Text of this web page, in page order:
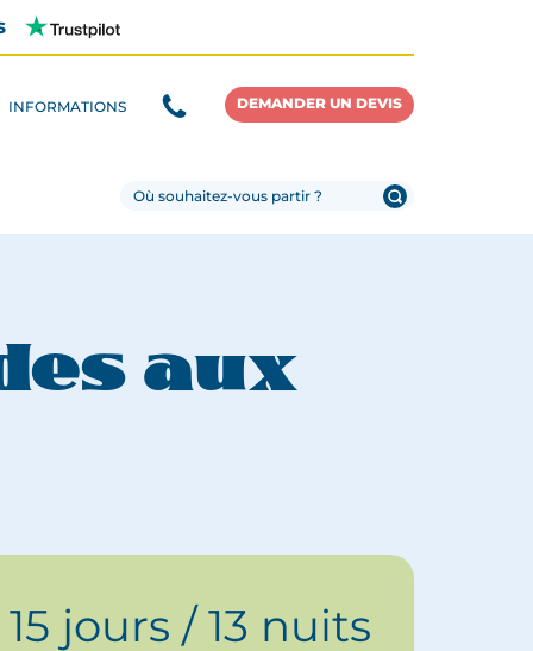
INFORMATIONS DEMANDER UN DEVIS
aux
15 jours / 13 nuits